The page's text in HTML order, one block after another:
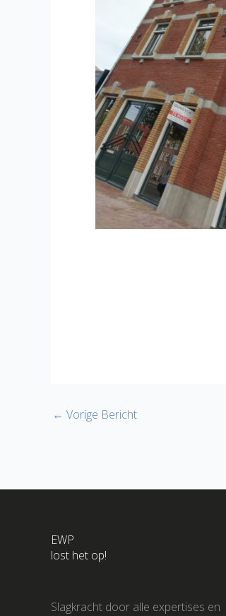
← Vorige Bericht
EWP
lost het op!
Slagkracht door alle expertises en